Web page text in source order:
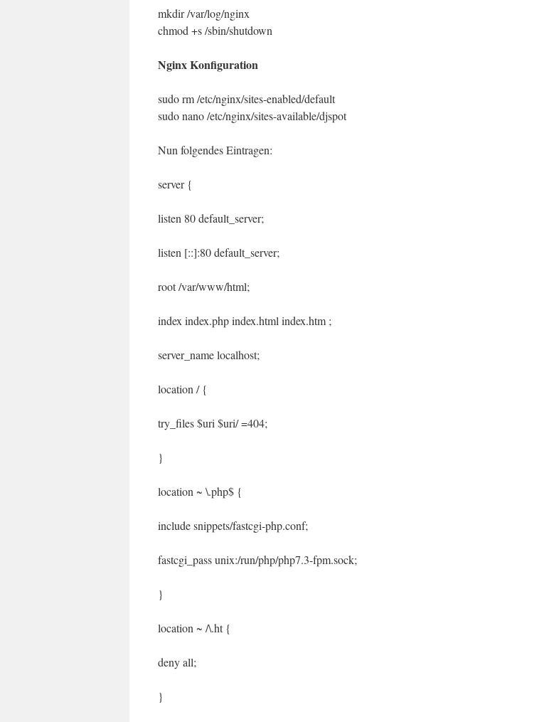
mkdir /var/log/nginx
chmod +s /sbin/shutdown
Nginx Konfiguration
sudo rm /etc/nginx/sites-enabled/default
sudo nano /etc/nginx/sites-available/djspot
Nun folgendes Eintragen:
server {
listen 80 default_server;
listen [::]:80 default_server;
root /var/www/html;
index index.php index.html index.htm ;
server_name localhost;
location / {
try_files $uri $uri/ =404;
}
location ~ \.php$ {
include snippets/fastcgi-php.conf;
fastcgi_pass unix:/run/php/php7.3-fpm.sock;
}
location ~ /\.ht {
deny all;
}